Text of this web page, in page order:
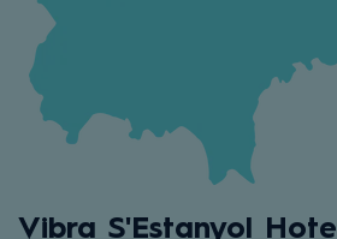
Vibra S'Estanyol Hotel